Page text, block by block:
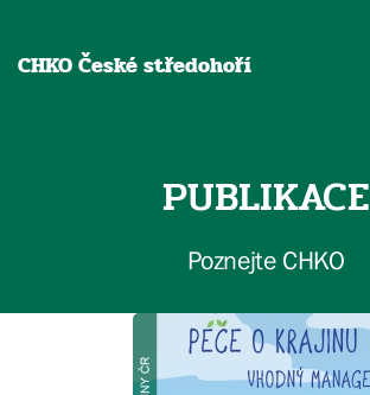
CHKO České středohoří
PUBLIKACE
Poznejte CHKO